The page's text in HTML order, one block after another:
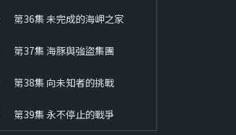
40 新兵日記
HD
60 戲說台灣
第36集 未完成的海岬之家
第37集 海豚與強盜集團
第38集 向未知者的挑戰
第39集 永不停止的戰爭